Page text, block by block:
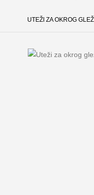
UTEŽI ZA OKROG